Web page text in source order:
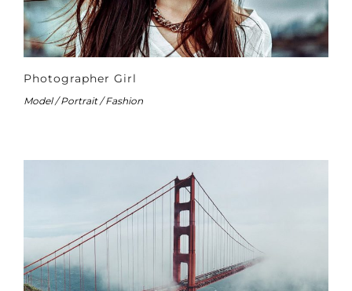
Photographer Girl
Model / Portrait / Fashion